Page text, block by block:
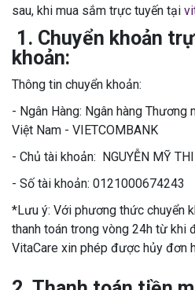
sau, khi mua sắm trực tuyến tại
1. Chuyển khoản
khoản:
Thông tin chuyển khoản:
- Ngân Hàng: Ngân hàng
Việt Nam - VIETCOMBANK
- Chủ tài khoản: NGUYỄN MỸ
- Số tài khoản: ‎0121000674243
*Lưu ý: Với phương thức chuyển
thanh toán trong vòng 24h từ khi
VitaCare xin phép được hủy đơn